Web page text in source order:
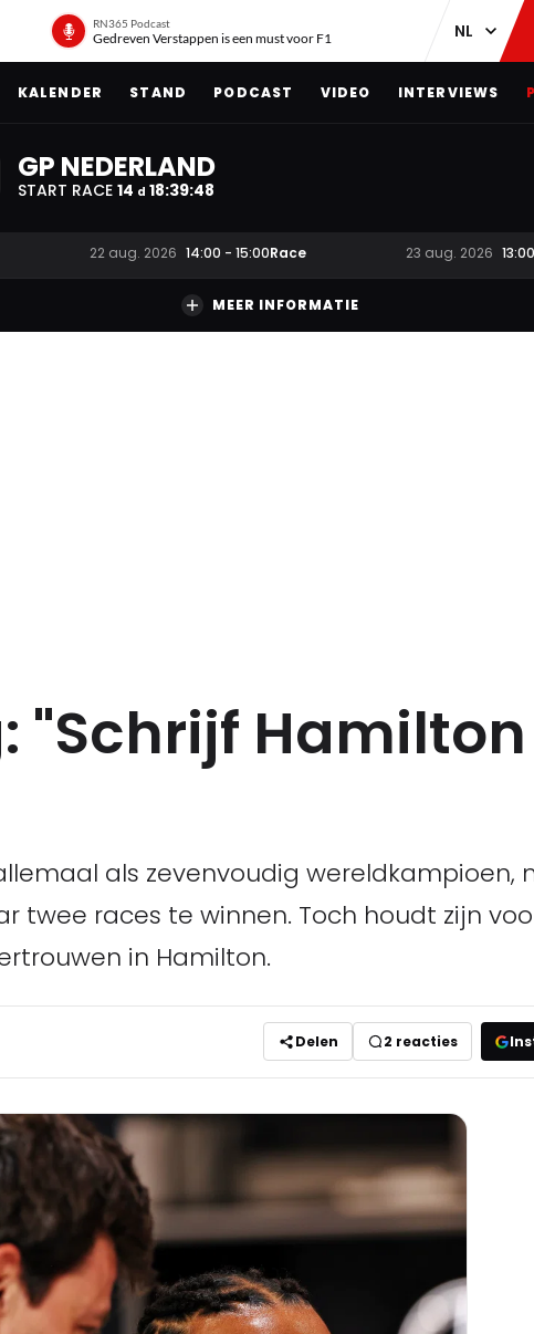
RN365 Podcast
Gedreven Verstappen is een must voor F1
KALENDER STAND PODCAST VIDEO INTERVIEWS
GP NEDERLAND
START RACE 14 d 18:39:47
22 aug. 2026 14:00 - 15:00Race 23 aug. 2026 13:00
MEER INFORMATIE
"Schrijf
als zevenvoudig wereldkampioen,
twee races te winnen. Toch houdt zijn
in Hamilton.
Delen 2 reacties